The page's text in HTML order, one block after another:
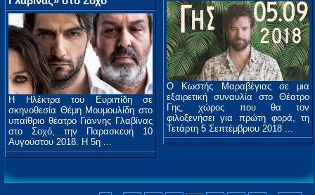
Η Ηλέκτρα του Ευριπίδη σε
σκηνοθεσία Θέμη Μουμουλίδη στο
υπαίθριο θέατρο Γιάννης Γλαβίνας
στο Σοχό, την Παρασκευή 10
Αυγούστου 2018. Η 5η ...
Ο Κωστής Μαραβέγιας σε μια
εξαιρετική συναυλία στο Θέατρο
Γης, χώρος που θα τον
φιλοξενήσει για πρώτη φορά, τη
Τετάρτη 5 Σεπτέμβριου 2018 ...